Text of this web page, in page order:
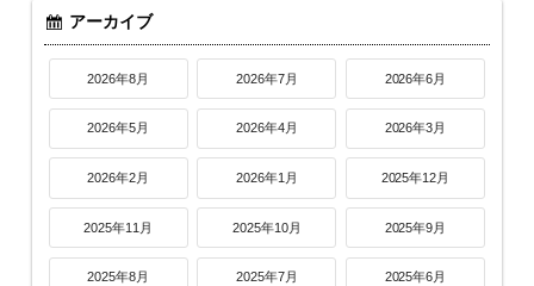
アーカイブ
2026年8月 2026年7月 2026年6月
2026年5月 2026年4月 2026年3月
2026年2月 2026年1月 2025年12月
2025年11月 2025年10月 2025年9月
2025年8月 2025年7月 2025年6月